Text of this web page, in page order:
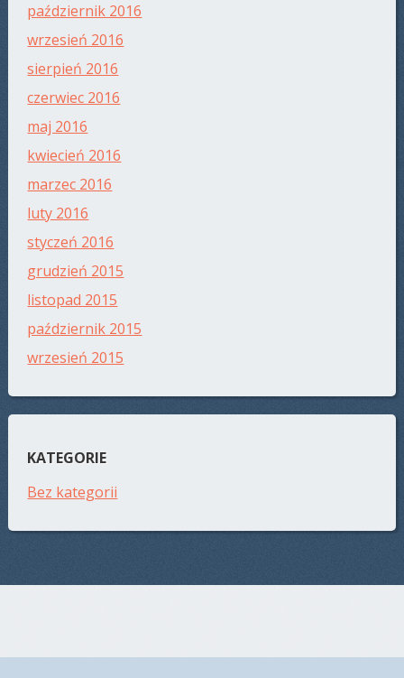
październik 2016
wrzesień 2016
sierpień 2016
czerwiec 2016
maj 2016
kwiecień 2016
marzec 2016
luty 2016
styczeń 2016
grudzień 2015
listopad 2015
październik 2015
wrzesień 2015
KATEGORIE
Bez kategorii